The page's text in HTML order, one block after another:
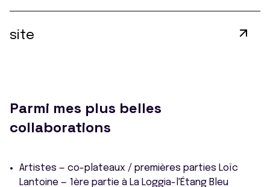
site
Parmi mes plus belles
collaborations
Artistes — co-plateaux / premières parties Loïc
Lantoine — 1ère partie à La Loggia-l'Étang Bleu